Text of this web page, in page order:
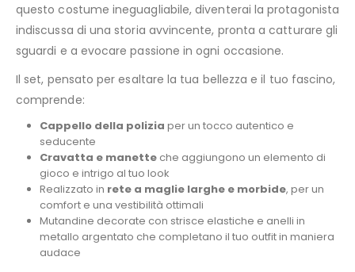
questo costume ineguagliabile, diventerai la protagonista
indiscussa di una storia avvincente, pronta a catturare gli
sguardi e a evocare passione in ogni occasione.
Il set, pensato per esaltare la tua bellezza e il tuo fascino,
comprende:
Cappello della polizia per un tocco autentico e
seducente
Cravatta e manetteche aggiungono un elemento di
gioco e intrigo al tuo look
Realizzato in rete a maglie larghe e morbide, per un
comfort e una vestibilità ottimali
Mutandine decorate con strisce elastiche e anelli in
metallo argentato che completano il tuo outfit in maniera
audace